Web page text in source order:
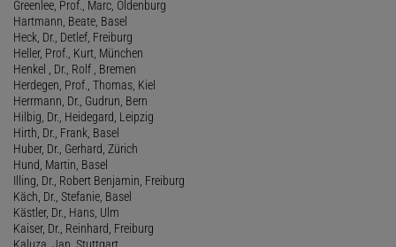
Greenlee, Prof., Marc, Oldenburg
Hartmann, Beate, Basel
Heck, Dr., Detlef, Freiburg
Heller, Prof., Kurt, München
Henkel , Dr., Rolf , Bremen
Herdegen, Prof., Thomas, Kiel
Herrmann, Dr., Gudrun, Bern
Hilbig, Dr., Heidegard, Leipzig
Hirth, Dr., Frank, Basel
Huber, Dr., Gerhard, Zürich
Hund, Martin, Basel
Illing, Dr., Robert Benjamin, Freiburg
Käch, Dr., Stefanie, Basel
Kästler, Dr., Hans, Ulm
Kaiser, Dr., Reinhard, Freiburg
Kaluza, Jan, Stuttgart